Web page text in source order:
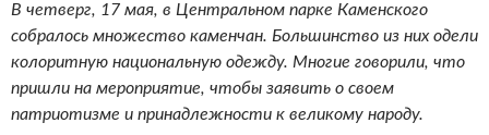
В четверг, 17 мая, в Центральном парке Каменского
собралось множество каменчан. Большинство из них одели
колоритную национальную одежду. Многие говорили, что
пришли на мероприятие, чтобы заявить о своем
патриотизме и принадлежности к великому народу.